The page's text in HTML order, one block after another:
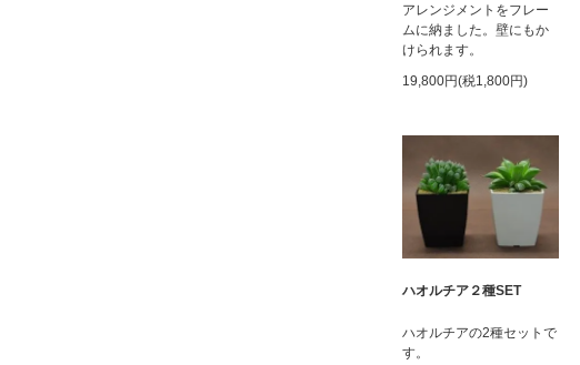
アレンジメントをフレー
ムに納ました。壁にもか
けられます。
19,800円(税1,800円)
ハオルチア２種SET
ハオルチアの2種セットで
す。